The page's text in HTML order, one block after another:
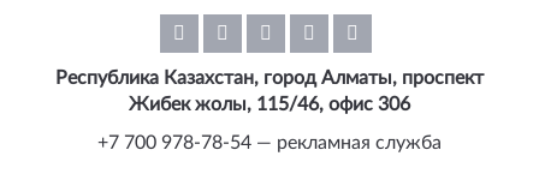
Республика Казахстан, город Алматы, проспект
Жибек жолы, 115/46, офис 306
+7 700 978-78-54 — рекламная служба